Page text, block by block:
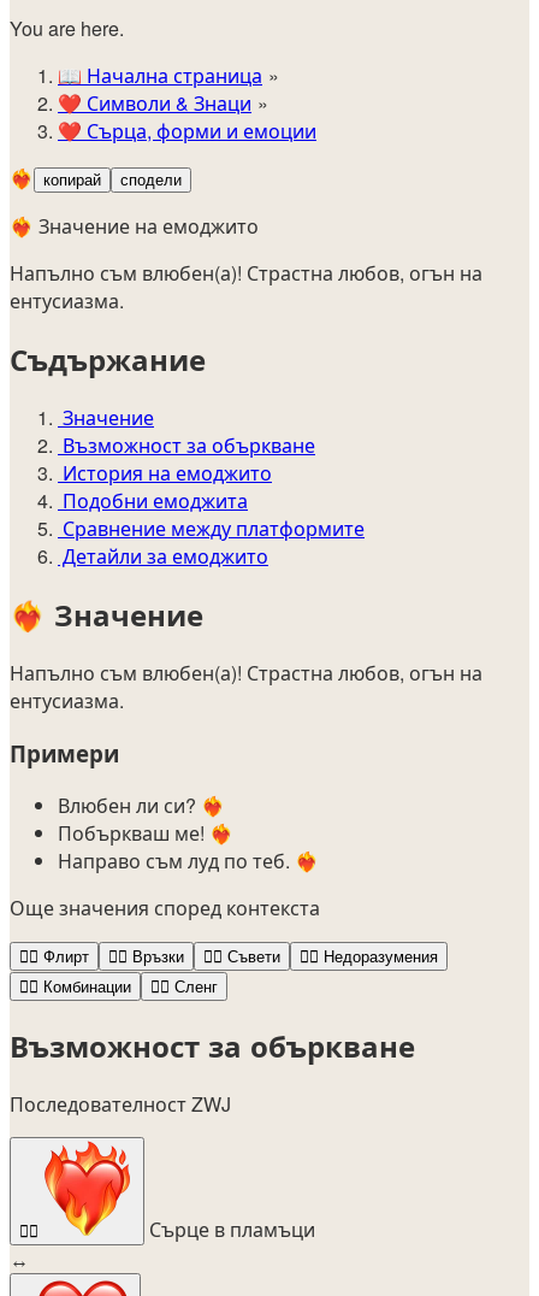
You are here.
📖 Начална страница
❤️ Символи & Знаци
❤️ Сърца, форми и емоции
❤️‍🔥
копирай сподели
❤️‍🔥 Значение на емоджито
Напълно съм влюбен(а)! Страстна любов, огън на
ентусиазма.
Съдържание
Значение
Възможност за объркване
История на емоджито
Подобни емоджита
Сравнение между платформите
Детайли за емоджито
❤️‍🔥 Значение
Напълно съм влюбен(а)! Страстна любов, огън на
ентусиазма.
Примери
Влюбен ли си? ❤️‍🔥
Побъркваш ме! ❤️‍🔥
Направо съм луд по теб. ❤️‍🔥
Още значения според контекста
❤️‍🔥 Флирт ❤️‍🔥 Връзки ❤️‍🔥 Съвети ❤️‍🔥 Недоразумения
❤️‍🔥 Комбинации ❤️‍🔥 Сленг
Възможност за объркване
Последователност ZWJ
❤️‍🔥
Сърце в пламъци
↔